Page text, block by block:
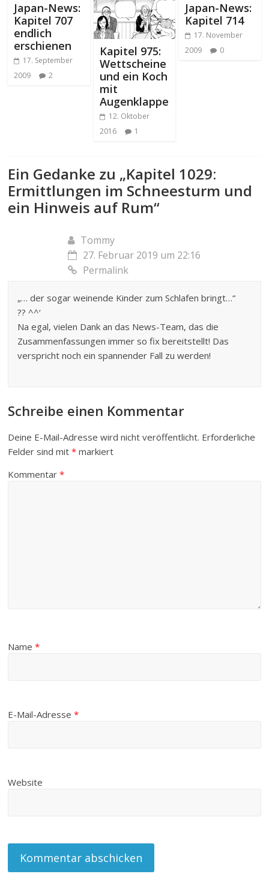
Japan-News:
Kapitel 707
endlich
erschienen
17. September
2009
2
Kapitel 975:
Wettscheine
und ein Koch
mit
Augenklappe
12. Oktober
2016
1
Japan-News:
Kapitel 714
17. November
2009
0
Ein Gedanke zu „Kapitel 1029:
Ermittlungen im Schneesturm und
ein Hinweis auf Rum“
Tommy
27. Februar 2019 um 22:16
Permalink
„… der sogar weinende Kinder zum Schlafen bringt…“
?? ^^‘
Na egal, vielen Dank an das News-Team, das die
Zusammenfassungen immer so fix bereitstellt! Das
verspricht noch ein spannender Fall zu werden!
Schreibe einen Kommentar
Deine E-Mail-Adresse wird nicht veröffentlicht. Erforderliche
Felder sind mit* markiert
Kommentar*
Name*
E-Mail-Adresse*
Website